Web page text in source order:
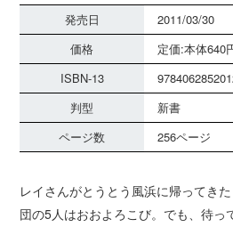
発売日
2011/03/30
価格
定価:本体640
ISBN-13
判型
新書
ページ数
256ページ
レイさんがとうとう風浜に帰ってき
団の5人はおおよろこび。でも、待っ